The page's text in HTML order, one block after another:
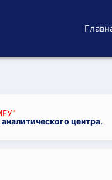
аналитического центра.